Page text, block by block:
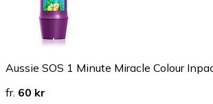
Aussie SOS 1 Minute Miracle Colour
fr. 60 kr